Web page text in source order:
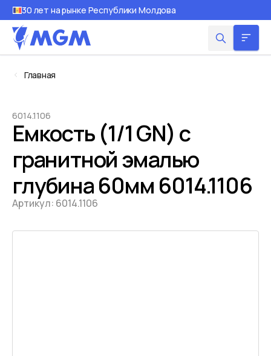
30 лет на рынке Республики Молдова
Главная
6014.1106
Емкость (1/1 GN) с
гранитной эмалью
глубина 60мм 6014.1106
Артикул: 6014.1106